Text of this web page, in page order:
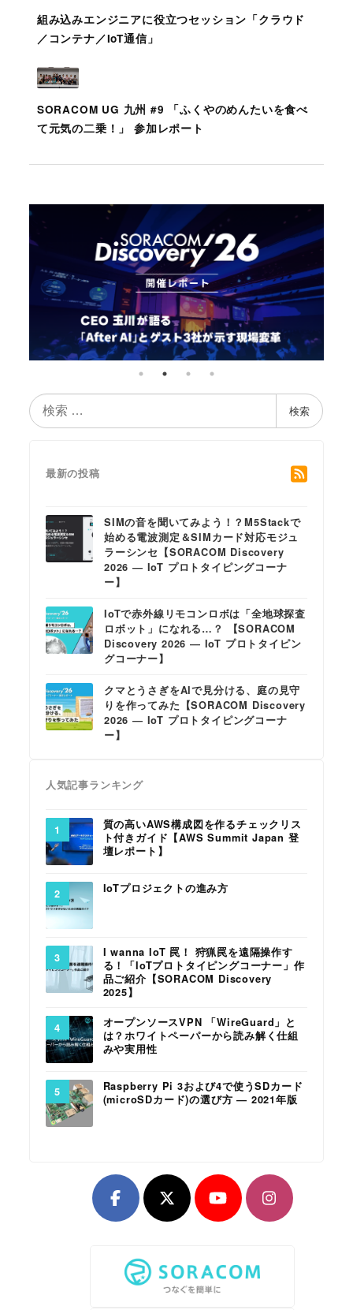
組み込みエンジニアに役立つセッション「クラウド
／コンテナ／IoT通信」
SORACOM UG 九州 #9 「ふくやのめんたいを食べ
て元気の二乗！」 参加レポート
検
索
検索
最新の投稿
SIMの音を聞いてみよう！？M5Stackで
始める電波測定＆SIMカード対応モジュ
ラーシンセ【SORACOM Discovery
2026 ― IoT プロトタイピングコーナ
ー】
IoTで赤外線リモコンロボは「全地球探査
ロボット」になれる…？ 【SORACOM
Discovery 2026 ― IoT プロトタイピン
グコーナー】
クマとうさぎをAIで見分ける、庭の見守
りを作ってみた【SORACOM Discovery
2026 ― IoT プロトタイピングコーナ
ー】
人気記事ランキング
質の高いAWS構成図を作るチェックリス
ト付きガイド【AWS Summit Japan 登
壇レポート】
IoTプロジェクトの進み方
I wanna IoT 罠！ 狩猟罠を遠隔操作す
る！「IoTプロトタイピングコーナー」作
品ご紹介【SORACOM Discovery
2025】
オープンソースVPN 「WireGuard」と
は？ホワイトペーパーから読み解く仕組
みや実用性
Raspberry Pi 3および4で使うSDカード
(microSDカード)の選び方 ― 2021年版